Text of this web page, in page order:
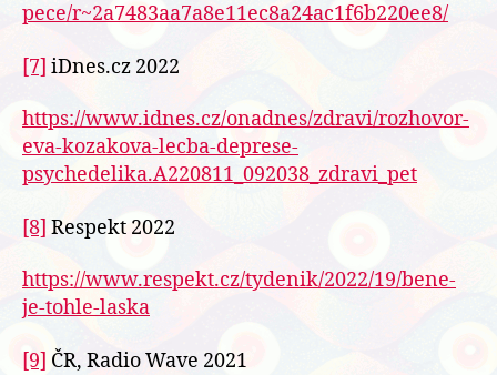
pece/r~2a7483aa7a8e11ec8a24ac1f6b220ee8/
[7] iDnes.cz 2022
https://www.idnes.cz/onadnes/zdravi/rozhovor-
eva-kozakova-lecba-deprese-
psychedelika.A220811_092038_zdravi_pet
[8] Respekt 2022
https://www.respekt.cz/tydenik/2022/19/bene-
je-tohle-laska
[9] ČR, Radio Wave 2021